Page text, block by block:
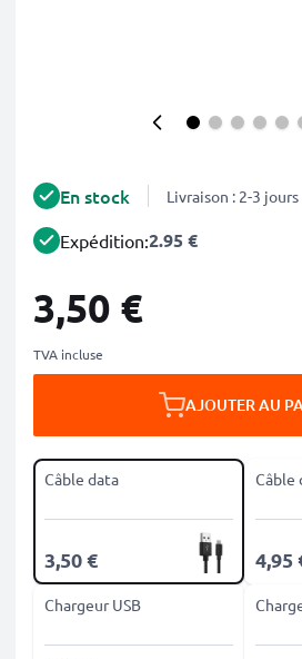
En stock Livraison : 2-3
Expédition:2.95 €
3,50 €
TVA incluse
AJOUTER AU
Câble data
3,50 €
Câble
4,95
Chargeur USB